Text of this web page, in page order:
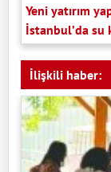
Yeni yatırım
İstanbul’da su
İlişkili haber: